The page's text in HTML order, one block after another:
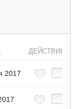
ДЕЙСТВИЯ
2017